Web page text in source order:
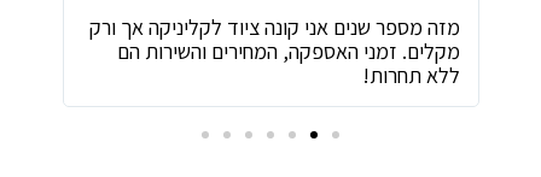
מזה מספר שנים אני קונה ציוד לקליניקה אך ורק
מקלים. זמני האספקה, המחירים והשירות הם
ללא תחרות!